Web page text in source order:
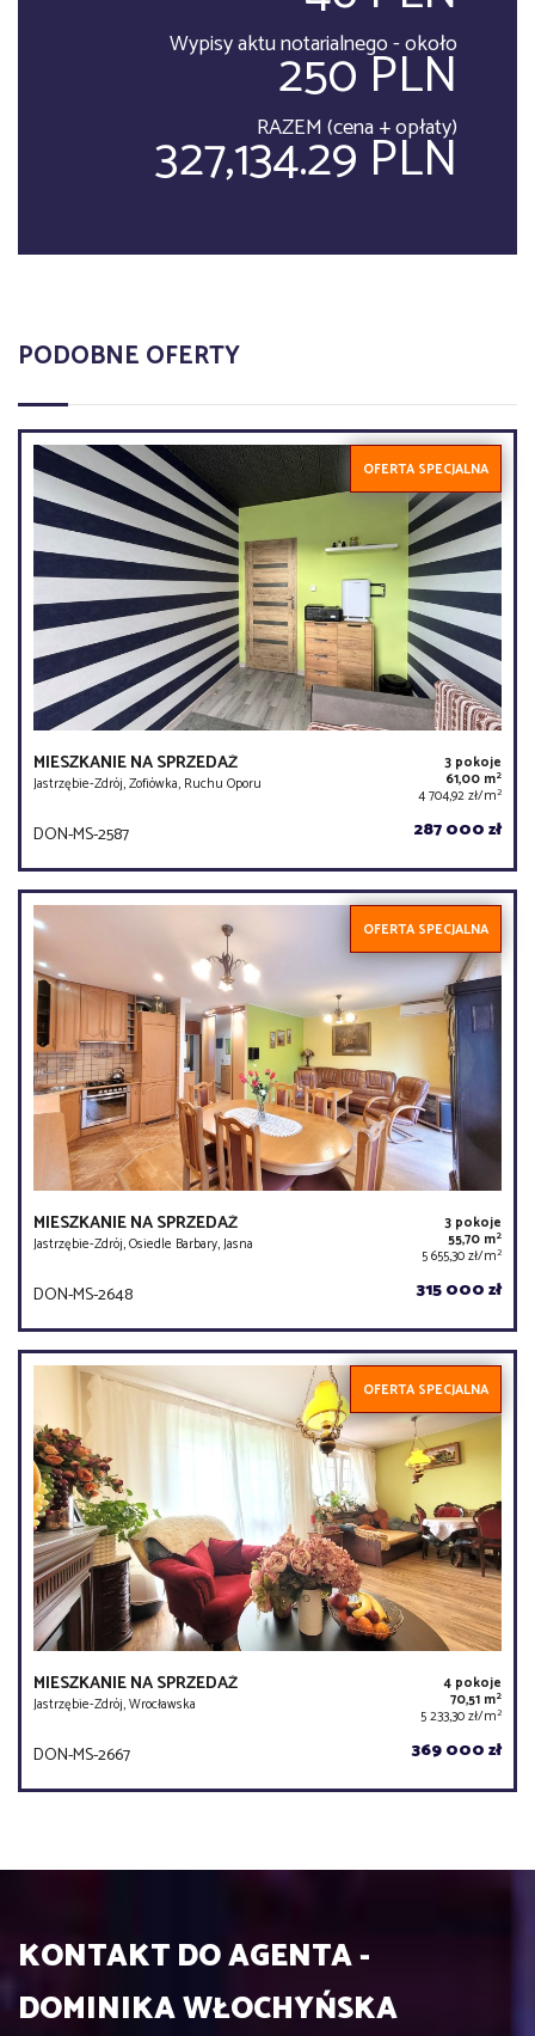
Wypisy aktu notarialnego - około
250 PLN
RAZEM (cena + opłaty)
327,134.29 PLN
PODOBNE OFERTY
OFERTA SPECJALNA
MIESZKANIE NA SPRZEDAŻ
Jastrzębie-Zdrój, Zofiówka, Ruchu Oporu
3 pokoje
61,00 m2
4 704,92 zł/m2
DON-MS-2587 287 000 zł
OFERTA SPECJALNA
MIESZKANIE NA SPRZEDAŻ
Jastrzębie-Zdrój, Osiedle Barbary, Jasna
3 pokoje
55,70 m2
5 655,30 zł/m2
DON-MS-2648 315 000 zł
OFERTA SPECJALNA
MIESZKANIE NA SPRZEDAŻ
Jastrzębie-Zdrój, Wrocławska
4 pokoje
70,51 m2
5 233,30 zł/m2
DON-MS-2667 369 000 zł
KONTAKT DO AGENTA -
DOMINIKA WŁOCHYŃSKA